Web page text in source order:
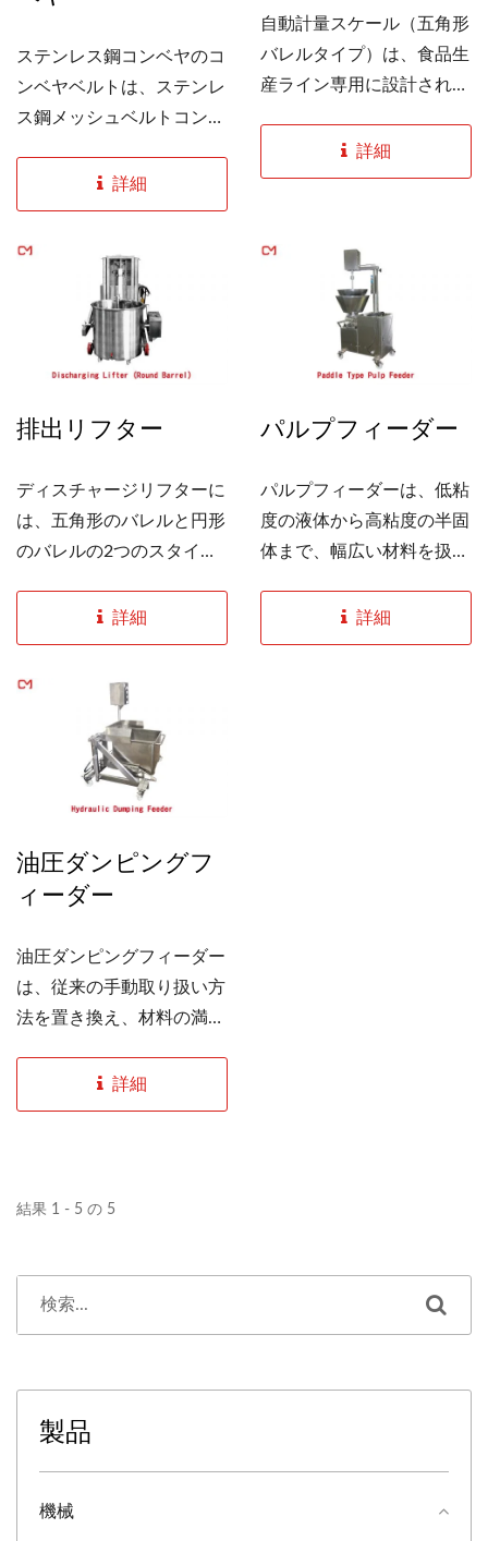
ステンレス鋼コンベヤのコ
ンベヤベルトは、ステンレ
ス鋼メッシュベルトコンベ
ンベヤ、ステンレス鋼プラ
スチックメッシュベルトコ
タイルは直線または曲線
で、最も適した設備は顧客
のニーズに応じてカスタマ
イズできます。...
詳細
自動計量スケール（五角形
バレルタイプ）は、食品生
産ライン専用に設計されて
詳細
排出リフター
ディスチャージリフターに
は、五角形のバレルと円形
のバレルの2つのスタイル
ットを持ち上げて材料をダ
ンプすることができます。
方を置き換え、高い場所に
材料を注ぐためにバケット
を持って登る必要がなく、
リスクを軽減します。ま
れているため、移動が簡単
で、インターフェースはシ
間と効率を節約します。
詳細
パルプフィーダー
パルプフィーダーは、低粘
度の液体から高粘度の半固
体まで、幅広い材料を扱う
材料供給システムです。こ
の機械は、スタトタイプ、
詳細
油圧ダンピングフ
ィーダー
油圧ダンピングフィーダー
は、従来の手動取り扱い方
法を置き換え、材料の満杯
排出するように設計されて
います。これにより、運用
す。機械の底部には重-
に移動および配置できま
的です。時間を節約し、高
効率な設計を持つこの機械
は、さまざまな生産環境に
最適です。
詳細
結果 1 - 5 の 5
製品
機械